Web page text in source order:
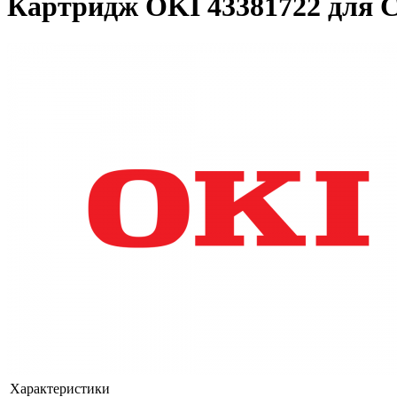
Картридж OKI 43381722 для
Характеристики